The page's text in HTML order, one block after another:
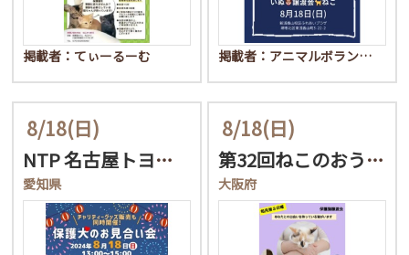
掲載者：てぃーるーむ 掲載者：アニマルボラン…
8/18(日)
NTP 名古屋トヨペット…
愛知県
8/18(日)
第32回ねこのおうちさが…
大阪府